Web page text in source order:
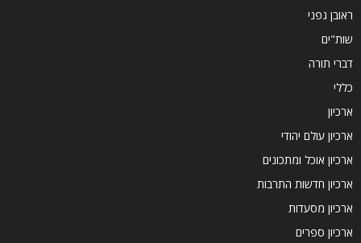
ראובן גפני
שות"ים
דברי תורה
כללי
ארכיון
ארכיון עולם יהודי
ארכיון אוכל ומתכונים
ארכיון חדשות התרבות
ארכיון מסעדות
ארכיון ספרים